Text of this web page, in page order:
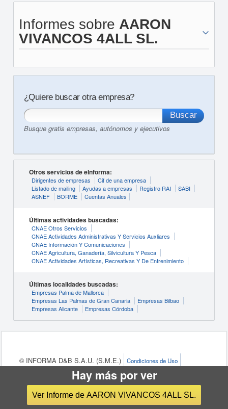
Informes sobre AARON
VIVANCOS 4ALL SL.
¿Quiere buscar otra empresa?
Busque gratis empresas, autónomos y ejecutivos
Otros servicios de eInforma:
Dirigentes de empresas
Cif de una empresa
Listado de mailing
Ayudas a empresas Registro RAI
SABI
ASNEF
BORME Cuentas Anuales
Últimas actividades buscadas:
CNAE Otros Servicios
CNAE Actividades Administrativas Y Servicios Auxliares
CNAE Información Y Comunicaciones
CNAE Agricultura, Ganadería, Silvicultura Y Pesca
CNAE Actividades Artísticas, Recreativas Y De Entrenimiento
Últimas localidades buscadas:
Empresas Palma de Mallorca
Empresas Las Palmas de Gran Canaria
Empresas Bilbao
Empresas Alicante
Empresas Córdoba
© INFORMA D&B S.A.U. (S.M.E.)
Condiciones de Uso
Política de Privacidad
Política de Cookies Configuración de cookies
eInforma, marca deINFORMA D&B S.A.U. (S.M.E.), es el
Hay más por ver
Ver Informe de AARON VIVANCOS 4ALL SL.